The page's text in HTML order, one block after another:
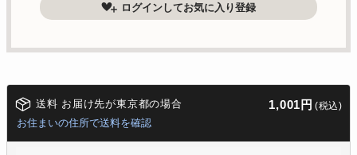
ログインしてお気に入り登録
送料 お届け先が東京都の場合 1,001円 (税込)
お住まいの住所で送料を確認